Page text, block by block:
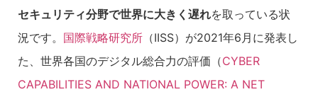
セキュリティ分野で世界に大きく遅れを取っている状
況です。 国際戦略研究所 （IISS）が2021年6月に発表し
た、世界各国のデジタル総合力の評価（CYBER
CAPABILITIES AND NATIONAL POWER: A NET